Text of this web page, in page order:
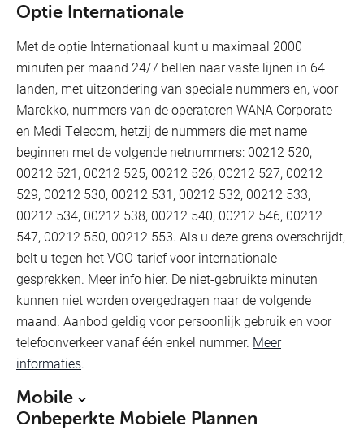
Optie Internationale
Met de optie Internationaal kunt u maximaal 2000
minuten per maand 24/7 bellen naar vaste lijnen in 64
landen, met uitzondering van speciale nummers en, voor
Marokko, nummers van de operatoren WANA Corporate
en Medi Telecom, hetzij de nummers die met name
beginnen met de volgende netnummers: 00212 520,
00212 521, 00212 525, 00212 526, 00212 527, 00212
529, 00212 530, 00212 531, 00212 532, 00212 533,
00212 534, 00212 538, 00212 540, 00212 546, 00212
547, 00212 550, 00212 553. Als u deze grens overschrijdt,
belt u tegen het VOO-tarief voor internationale
gesprekken. Meer info hier. De niet-gebruikte minuten
kunnen niet worden overgedragen naar de volgende
maand. Aanbod geldig voor persoonlijk gebruik en voor
telefoonverkeer vanaf één enkel nummer. Meer
informaties.
Mobile
Onbeperkte Mobiele Plannen